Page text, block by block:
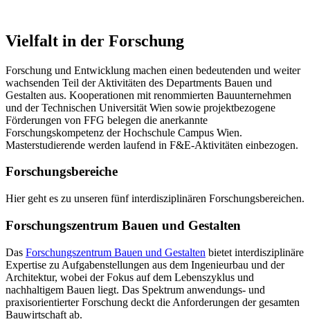
Vielfalt in der Forschung
Forschung und Entwicklung machen einen bedeutenden und weiter
wachsenden Teil der Aktivitäten des Departments Bauen und
Gestalten aus. Kooperationen mit renommierten Bauunternehmen
und der Technischen Universität Wien sowie projektbezogene
Förderungen von FFG belegen die anerkannte
Forschungskompetenz der Hochschule Campus Wien.
Masterstudierende werden laufend in F&E-Aktivitäten einbezogen.
Forschungsbereiche
Hier geht es zu unseren fünf interdisziplinären Forschungsbereichen.
Forschungszentrum Bauen und Gestalten
Das Forschungszentrum Bauen und Gestalten bietet interdisziplinäre
Expertise zu Aufgabenstellungen aus dem Ingenieurbau und der
Architektur, wobei der Fokus auf dem Lebenszyklus und
nachhaltigem Bauen liegt. Das Spektrum anwendungs- und
praxisorientierter Forschung deckt die Anforderungen der gesamten
Bauwirtschaft ab.